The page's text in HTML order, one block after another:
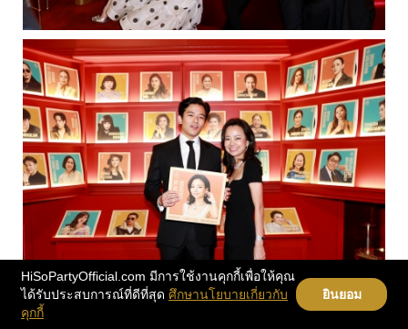
HiSoPartyOfficial.com มีการใช้งานคุกกี้เพื่อให้คุณ
ได้รับประสบการณ์ที่ดีที่สุด ศึกษานโยบายเกี่ยวกับ
คุกกี้
ยินยอม